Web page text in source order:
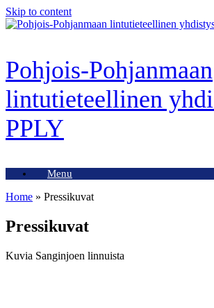
Skip to content
Pohjois-Pohjanmaan
lintutieteellinen
PPLY
Menu
Home » Pressikuvat
Pressikuvat
Kuvia Sanginjoen linnuista